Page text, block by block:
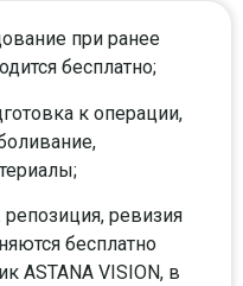
при ранее
бесплатно;
к операции,
ревизия
бесплатно
ASTANA VISION, в